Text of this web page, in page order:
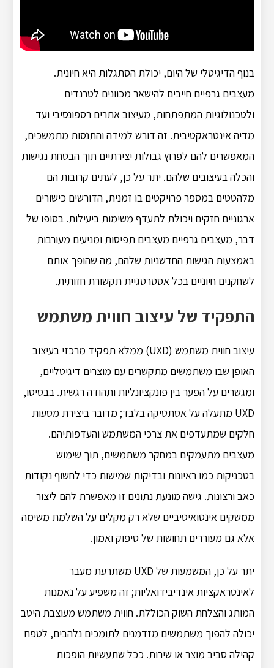
בנוף הדיגיטלי של היום, יכולת הסתגלות היא חיונית.
מעצבים גרפיים חייבים להישאר מכוונים לטרנדים
ולטכנולוגיות המתפתחות, מעיצוב אתרים רספונסיבי ועד
מדיה אינטראקטיבית. זה דורש למידה והתנסות מתמשכים,
המאפשרים להם לפרוץ גבולות יצירתיים תוך הבטחת נגישות
והכלה בעיצובים שלהם. יתר על כן, לעתים קרובות הם
מלהטטים במספר פרויקטים בו זמנית, הדורשים כישורים
ארגוניים חזקים ויכולת לתעדף משימות ביעילות. בסופו של
דבר, מעצבים גרפיים מעצבים תפיסות ומניעים מעורבות
באמצעות הגישות החדשניות שלהם, מה שהופך אותם
לשחקנים חיוניים בכל אסטרטגיית תקשורת חזותית.
התפקיד של עיצוב חווית משתמש
עיצוב חווית משתמש (UXD) ממלא תפקיד מרכזי בעיצוב
האופן שבו משתמשים מתקשרים עם מוצרים דיגיטליים,
ומגשרים על הפער בין פונקציונליות ותהודה רגשית. בבסיסו,
UXD מתעלה על אסתטיקה בלבד; מדובר ביצירת מסעות
חלקים שמתעדפים את צרכי המשתמש והעדפותיהם.
מעצבים מתעמקים במחקר משתמשים, תוך שימוש
בטכניקות כמו ראיונות ובדיקות שמישות כדי לחשוף נקודות
כאב ורצונות. גישה מונעת נתונים זו מאפשרת להם ליצור
ממשקים אינטואיטיביים שלא רק מקלים על השלמת משימה
אלא גם מעוררים תחושות של סיפוק ואמון.
יתר על כן, המשמעות של UXD משתרעת מעבר
לאינטראקציות אינדיבידואליות; זה משפיע על נאמנות
המותג והצלחת השוק הכוללת. חווית משתמש מעוצבת היטב
יכולה להפוך משתמשים מזדמנים לתומכים נלהבים, לטפח
קהילה סביב מוצר או שירות. ככל שתעשיות הופכות